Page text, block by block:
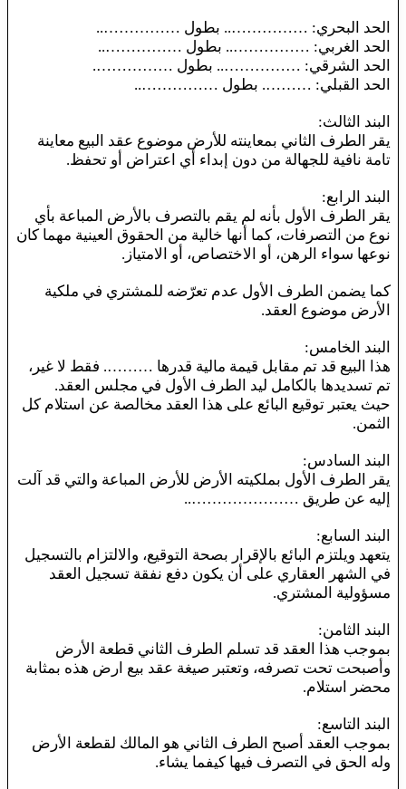
الحد البحري: …………….. بطول ……………..
الحد الغربي: …………….. بطول ……………..
الحد الشرقي: …………….. بطول …………….
الحد القبلي: ………. بطول ……………..
البند الثالث:
يقر الطرف الثاني بمعاينته للأرض موضوع عقد البيع معاينة
تامة نافية للجهالة من دون إبداء أي اعتراض أو تحفظ.
البند الرابع:
يقر الطرف الأول بأنه لم يقم بالتصرف بالأرض المباعة بأي
نوع من التصرفات، كما أنها خالية من الحقوق العينية مهما كان
نوعها سواء الرهن، أو الاختصاص، أو الامتياز.
كما يضمن الطرف الأول عدم تعرّضه للمشتري في ملكية
الأرض موضوع العقد.
البند الخامس:
هذا البيع قد تم مقابل قيمة مالية قدرها ………. فقط لا غير،
تم تسديدها بالكامل ليد الطرف الأول في مجلس العقد.
حيث يعتبر توقيع البائع على هذا العقد مخالصة عن استلام كل
الثمن.
البند السادس:
يقر الطرف الأول بملكيته الأرض للأرض المباعة والتي قد آلت
إليه عن طريق …………………..
البند السابع:
يتعهد ويلتزم البائع بالإقرار بصحة التوقيع، والالتزام بالتسجيل
في الشهر العقاري على أن يكون دفع نفقة تسجيل العقد
مسؤولية المشتري.
البند الثامن:
بموجب هذا العقد قد تسلم الطرف الثاني قطعة الأرض
وأصبحت تحت تصرفه، وتعتبر صيغة عقد بيع ارض هذه بمثابة
محضر استلام.
البند التاسع:
بموجب العقد أصبح الطرف الثاني هو المالك لقطعة الأرض
وله الحق في التصرف فيها كيفما يشاء.